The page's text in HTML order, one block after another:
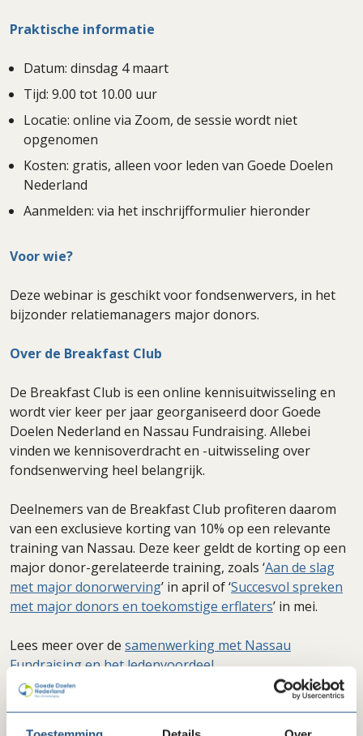
Praktische informatie
Datum: dinsdag 4 maart
Tijd: 9.00 tot 10.00 uur
Locatie: online via Zoom, de sessie wordt niet
opgenomen
Kosten: gratis, alleen voor leden van Goede Doelen
Nederland
Aanmelden: via het inschrijfformulier hieronder
Voor wie?
Deze webinar is geschikt voor fondsenwervers, in het
bijzonder relatiemanagers major donors.
Over de Breakfast Club
De Breakfast Club is een online kennisuitwisseling en
wordt vier keer per jaar georganiseerd door Goede
Doelen Nederland en Nassau Fundraising. Allebei
vinden we kennisoverdracht en -uitwisseling over
fondsenwerving heel belangrijk.
Deelnemers van de Breakfast Club profiteren daarom
van een exclusieve korting van 10% op een relevante
training van Nassau. Deze keer geldt de korting op een
major donor-gerelateerde training, zoals ‘Aan de slag
met major donorwerving’ in april of ‘Succesvol spreken
met major donors en toekomstige erflaters’ in mei.
Lees meer over de samenwerking met Nassau
Fundraising en het ledenvoordeel.
Schrijf je nu in!